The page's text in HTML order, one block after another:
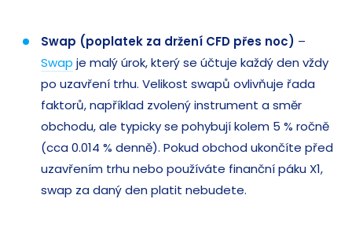
Swap (poplatek za držení CFD přes noc) –
Swap je malý úrok, který se účtuje každý den vždy
po uzavření trhu. Velikost swapů ovlivňuje řada
faktorů, například zvolený instrument a směr
obchodu, ale typicky se pohybují kolem 5 % ročně
(cca 0.014 % denně). Pokud obchod ukončíte před
uzavřením trhu nebo používáte finanční páku X1,
swap za daný den platit nebudete.